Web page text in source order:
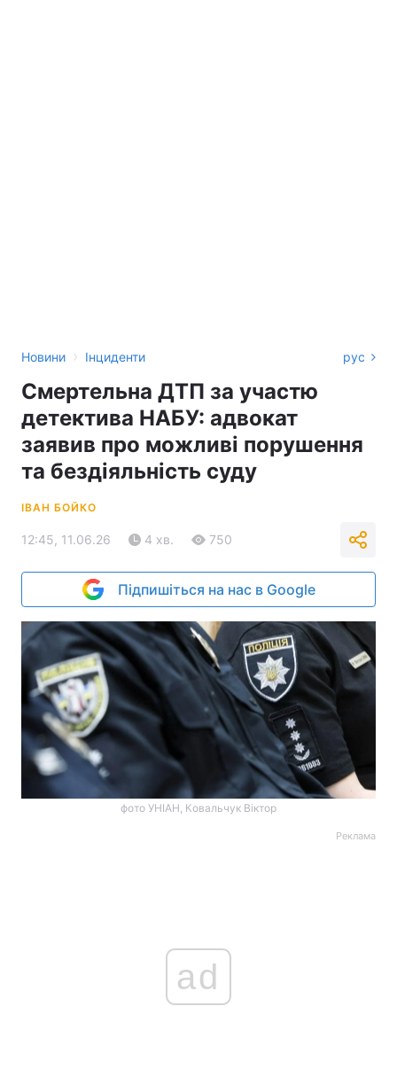
Новини › Інциденти рус
Смертельна ДТП за участю
детектива НАБУ: адвокат
заявив про можливі порушення
та бездіяльність суду
ІВАН БОЙКО
12:45, 11.06.26 4 хв. 750
Підпишіться на нас в Google
фото УНІАН, Ковальчук Віктор
Реклама
ad